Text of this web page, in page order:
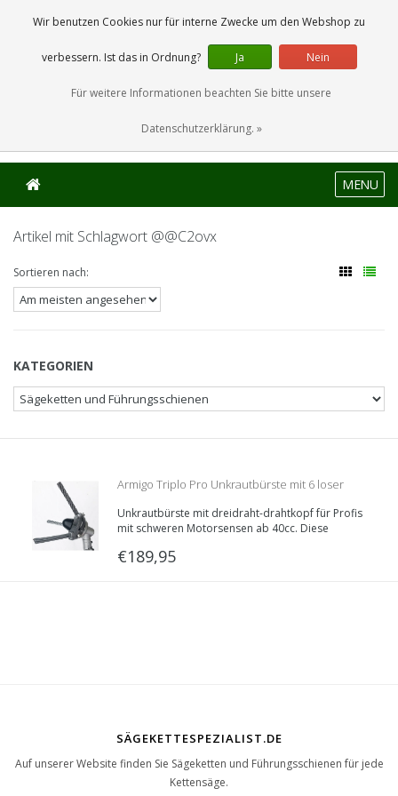
0 Artikel
MENU
Artikel mit Schlagwort @@C2ovx
Sortieren nach:
KATEGORIEN
Armigo Triplo Pro Unkrautbürste mit 6 loser
Bürste
Unkrautbürste mit dreidraht-drahtkopf für Profis
mit schweren Motorsensen ab 40cc. Diese
womit Sie einzelne Unkrautbürste verwenden.
€189,95
SÄGEKETTESPEZIALIST.DE
Auf unserer Website finden Sie Sägeketten und Führungsschienen für jede
Kettensäge.
Wir benutzen Cookies nur für interne Zwecke um den Webshop zu
verbessern. Ist das in Ordnung? Ja Nein
Für weitere Informationen beachten Sie bitte unsere
Datenschutzerklärung. »